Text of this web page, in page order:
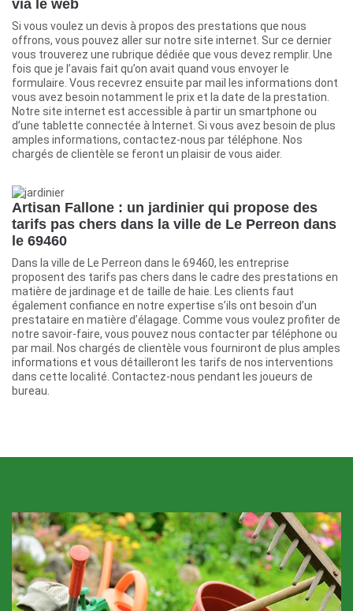
via le web
Si vous voulez un devis à propos des prestations que nous
offrons, vous pouvez aller sur notre site internet. Sur ce dernier
vous trouverez une rubrique dédiée que vous devez remplir. Une
fois que je l’avais fait qu’on avait quand vous envoyer le
formulaire. Vous recevrez ensuite par mail les informations dont
vous avez besoin notamment le prix et la date de la prestation.
Notre site internet est accessible à partir un smartphone ou
d’une tablette connectée à Internet. Si vous avez besoin de plus
amples informations, contactez-nous par téléphone. Nos
chargés de clientèle se feront un plaisir de vous aider.
Artisan Fallone : un jardinier qui propose des
tarifs pas chers dans la ville de Le Perreon dans
le 69460
Dans la ville de Le Perreon dans le 69460, les entreprise
proposent des tarifs pas chers dans le cadre des prestations en
matière de jardinage et de taille de haie. Les clients faut
également confiance en notre expertise s’ils ont besoin d’un
prestataire en matière d’élagage. Comme vous voulez profiter de
notre savoir-faire, vous pouvez nous contacter par téléphone ou
par mail. Nos chargés de clientèle vous fourniront de plus amples
informations et vous détailleront les tarifs de nos interventions
dans cette localité. Contactez-nous pendant les joueurs de
bureau.